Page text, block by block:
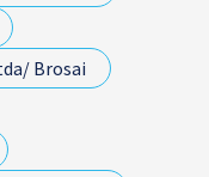
Brosai